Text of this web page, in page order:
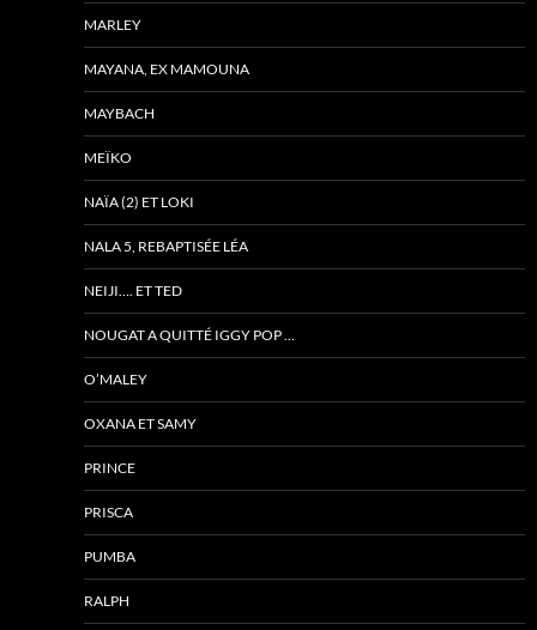
MARLEY
MAYANA, EX MAMOUNA
MAYBACH
MEÏKO
NAÏA (2) ET LOKI
NALA 5, REBAPTISÉE LÉA
NEIJI…. ET TED
NOUGAT A QUITTÉ IGGY POP …
O’MALEY
OXANA ET SAMY
PRINCE
PRISCA
PUMBA
RALPH